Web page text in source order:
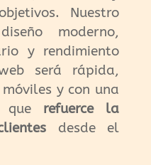
Nuestro
moderno,
y rendimiento
será rápida,
y con una
que refuerce la
desde el